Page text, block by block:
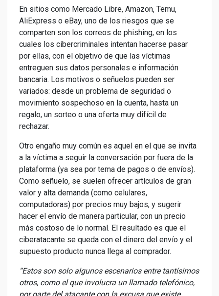
En sitios como Mercado Libre, Amazon, Temu,
AliExpress o eBay, uno de los riesgos que se
comparten son los correos de phishing, en los
cuales los cibercriminales intentan hacerse pasar
por ellas, con el objetivo de que las víctimas
entreguen sus datos personales e información
bancaria. Los motivos o señuelos pueden ser
variados: desde un problema de seguridad o
movimiento sospechoso en la cuenta, hasta un
regalo, un sorteo o una oferta muy difícil de
rechazar.
Otro engaño muy común es aquel en el que se invita
a la víctima a seguir la conversación por fuera de la
plataforma (ya sea por tema de pagos o de envíos).
Como señuelo, se suelen ofrecer artículos de gran
valor y alta demanda (como celulares,
computadoras) por precios muy bajos, y sugerir
hacer el envío de manera particular, con un precio
más costoso de lo normal. El resultado es que el
ciberatacante se queda con el dinero del envío y el
supuesto producto nunca llega al comprador.
“Estos son solo algunos escenarios entre tantísimos
otros, como elque involucra un llamado telefónico,